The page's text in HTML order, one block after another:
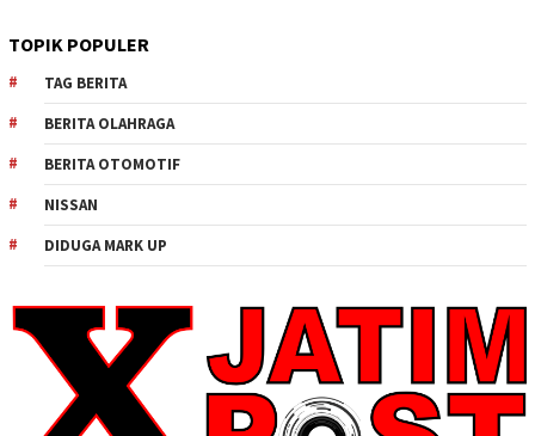
TOPIK POPULER
TAG BERITA
BERITA OLAHRAGA
BERITA OTOMOTIF
NISSAN
DIDUGA MARK UP